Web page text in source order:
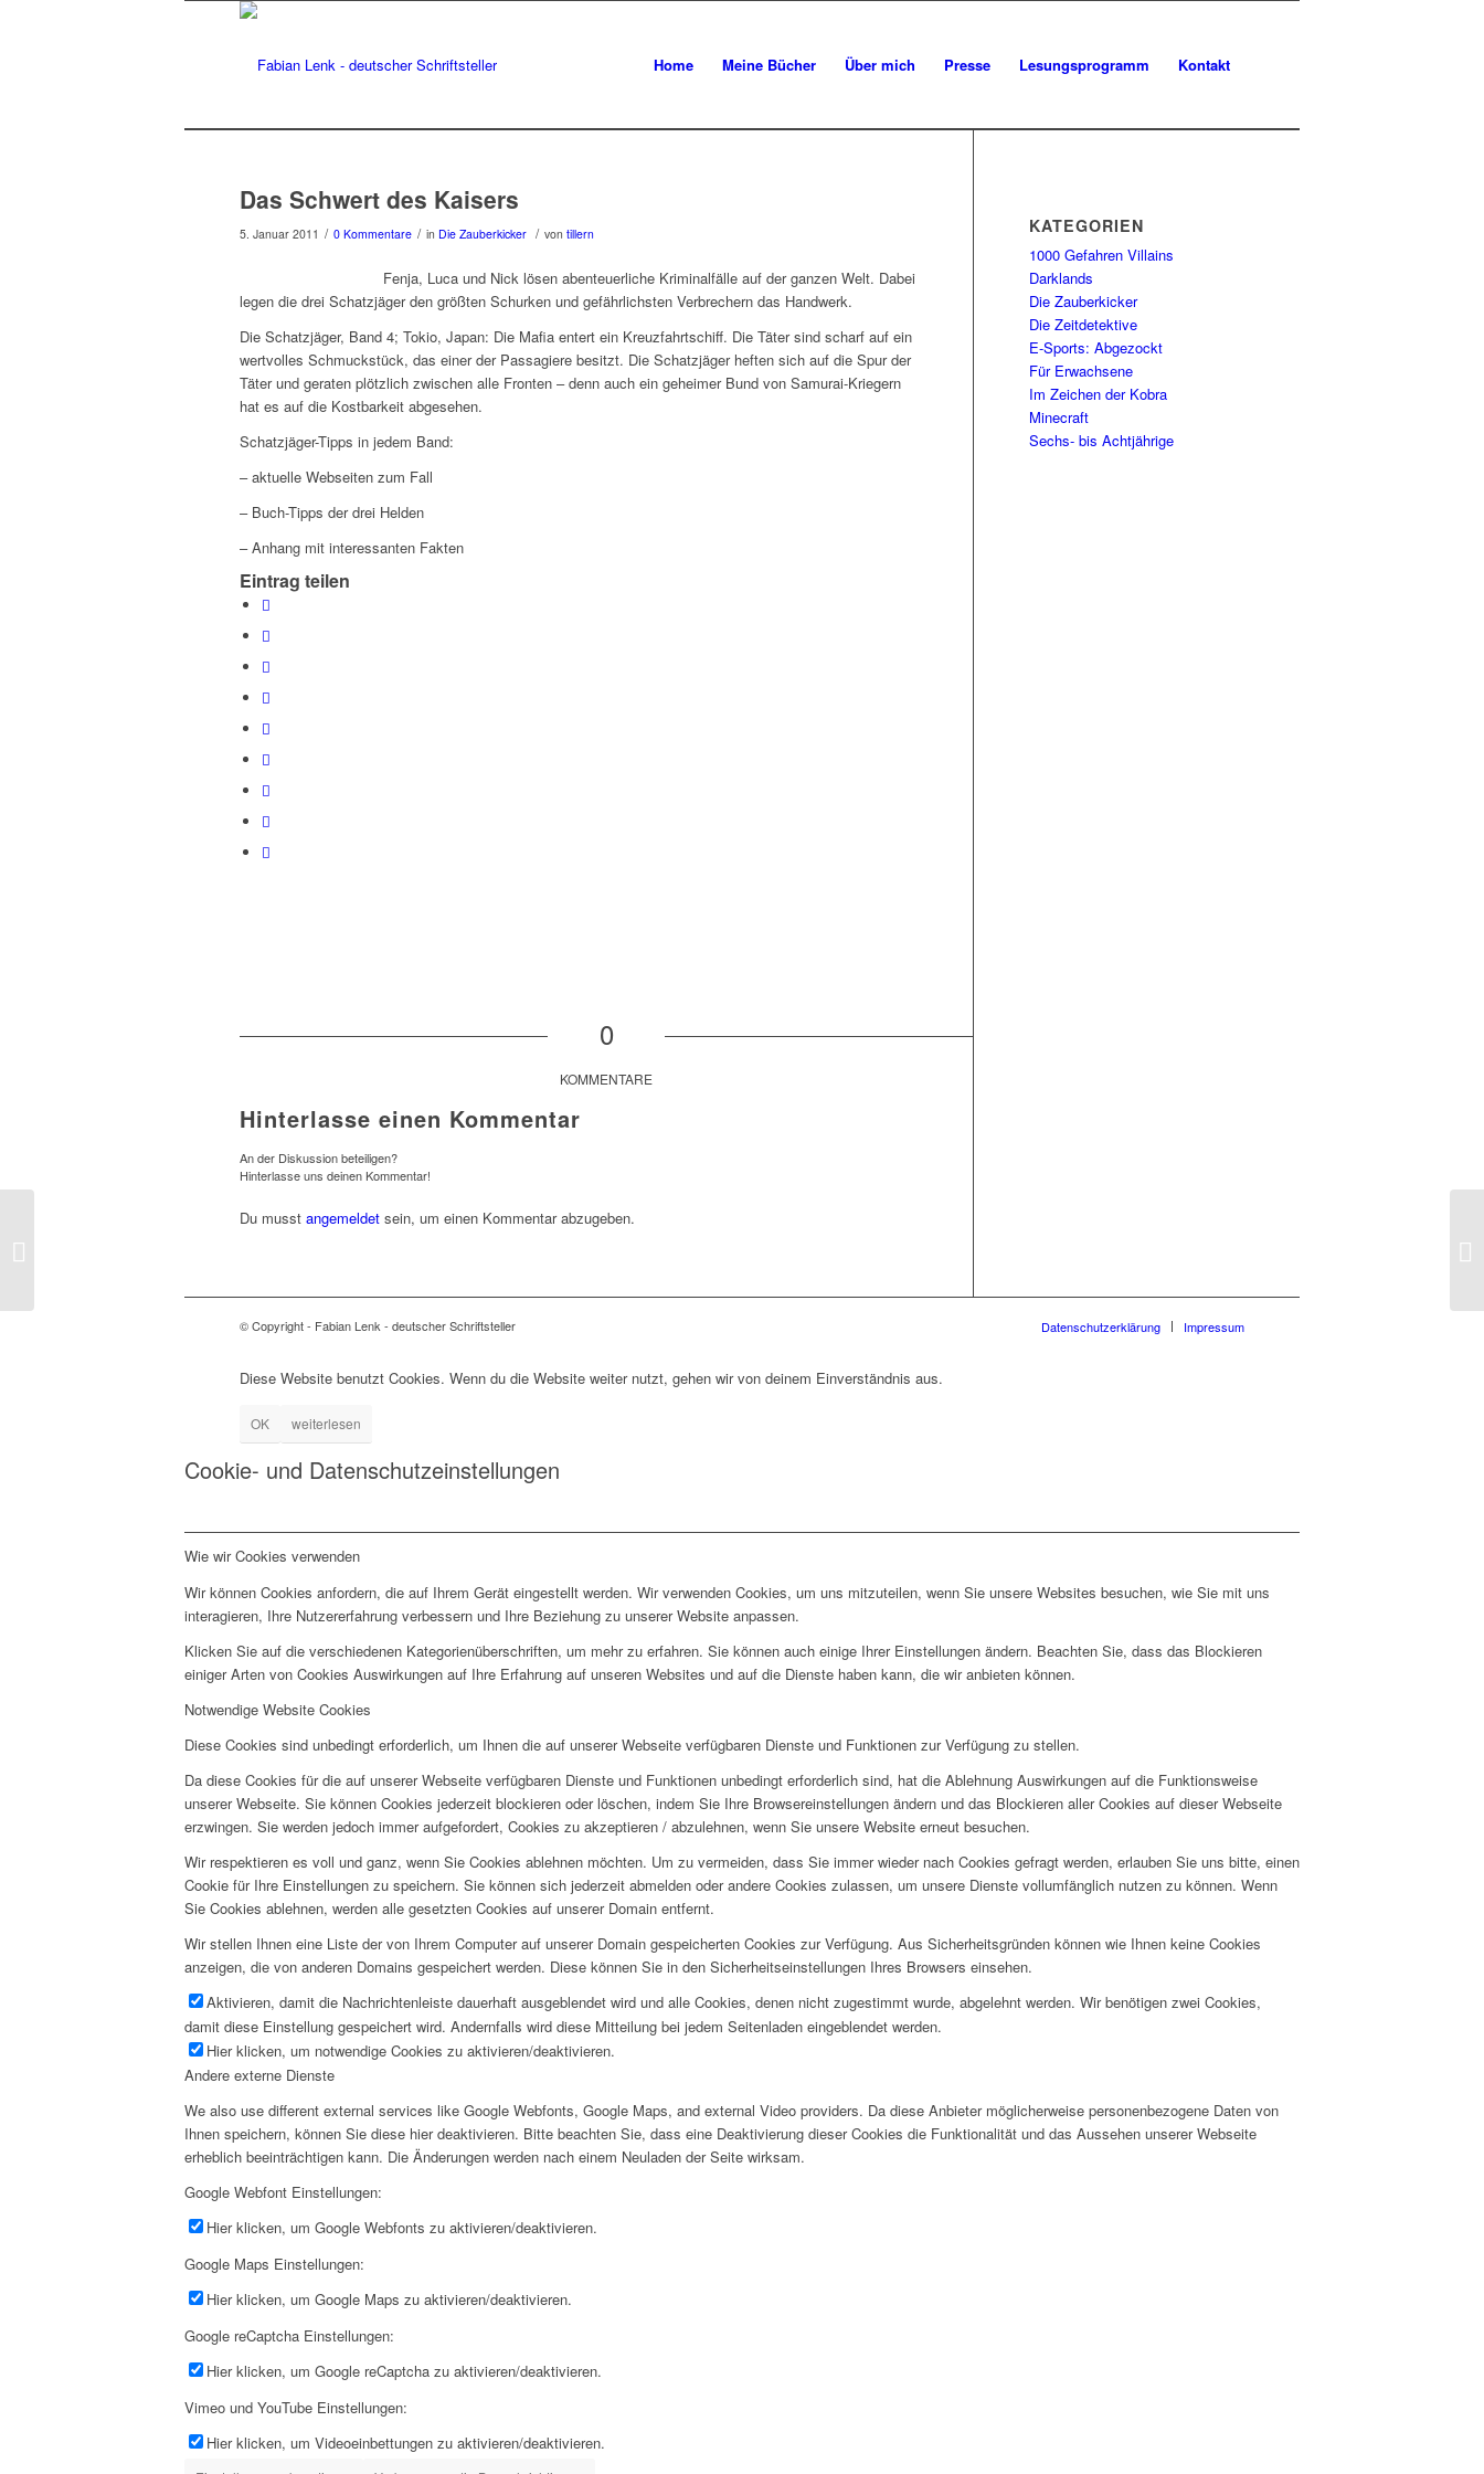
Home Meine Bücher Über mich Presse Lesungsprogramm Kontakt
Das Schwert des Kaisers
5. Januar 2011 / 0 Kommentare / in Die Zauberkicker / von tillern
Fenja, Luca und Nick lösen abenteuerliche Kriminalfälle auf der ganzen Welt. Dabei
legen die drei Schatzjäger den größten Schurken und gefährlichsten Verbrechern das Handwerk.
Die Schatzjäger, Band 4; Tokio, Japan: Die Mafia entert ein Kreuzfahrtschiff. Die Täter sind scharf auf ein
wertvolles Schmuckstück, das einer der Passagiere besitzt. Die Schatzjäger heften sich auf die Spur der
Täter und geraten plötzlich zwischen alle Fronten – denn auch ein geheimer Bund von Samurai-Kriegern
hat es auf die Kostbarkeit abgesehen.
Schatzjäger-Tipps in jedem Band:
– aktuelle Webseiten zum Fall
– Buch-Tipps der drei Helden
– Anhang mit interessanten Fakten
Eintrag teilen
0
KOMMENTARE
Hinterlasse einen Kommentar
An der Diskussion beteiligen?
Hinterlasse uns deinen Kommentar!
Du musst angemeldet sein, um einen Kommentar abzugeben.
KATEGORIEN
1000 Gefahren Villains
Darklands
Die Zauberkicker
Die Zeitdetektive
E-Sports: Abgezockt
Für Erwachsene
Im Zeichen der Kobra
Minecraft
Sechs- bis Achtjährige
© Copyright - Fabian Lenk - deutscher Schriftsteller Datenschutzerklärung Impressum
Diese Website benutzt Cookies. Wenn du die Website weiter nutzt, gehen wir von deinem Einverständnis aus.
OK weiterlesen
Cookie- und Datenschutzeinstellungen
Wie wir Cookies verwenden
Wir können Cookies anfordern, die auf Ihrem Gerät eingestellt werden. Wir verwenden Cookies, um uns mitzuteilen, wenn Sie unsere Websites besuchen, wie Sie mit uns
interagieren, Ihre Nutzererfahrung verbessern und Ihre Beziehung zu unserer Website anpassen.
Klicken Sie auf die verschiedenen Kategorienüberschriften, um mehr zu erfahren. Sie können auch einige Ihrer Einstellungen ändern. Beachten Sie, dass das Blockieren
einiger Arten von Cookies Auswirkungen auf Ihre Erfahrung auf unseren Websites und auf die Dienste haben kann, die wir anbieten können.
Notwendige Website Cookies
Diese Cookies sind unbedingt erforderlich, um Ihnen die auf unserer Webseite verfügbaren Dienste und Funktionen zur Verfügung zu stellen.
Da diese Cookies für die auf unserer Webseite verfügbaren Dienste und Funktionen unbedingt erforderlich sind, hat die Ablehnung Auswirkungen auf die Funktionsweise
unserer Webseite. Sie können Cookies jederzeit blockieren oder löschen, indem Sie Ihre Browsereinstellungen ändern und das Blockieren aller Cookies auf dieser Webseite
erzwingen. Sie werden jedoch immer aufgefordert, Cookies zu akzeptieren / abzulehnen, wenn Sie unsere Website erneut besuchen.
Wir respektieren es voll und ganz, wenn Sie Cookies ablehnen möchten. Um zu vermeiden, dass Sie immer wieder nach Cookies gefragt werden, erlauben Sie uns bitte, einen
Cookie für Ihre Einstellungen zu speichern. Sie können sich jederzeit abmelden oder andere Cookies zulassen, um unsere Dienste vollumfänglich nutzen zu können. Wenn
Sie Cookies ablehnen, werden alle gesetzten Cookies auf unserer Domain entfernt.
Wir stellen Ihnen eine Liste der von Ihrem Computer auf unserer Domain gespeicherten Cookies zur Verfügung. Aus Sicherheitsgründen können wie Ihnen keine Cookies
anzeigen, die von anderen Domains gespeichert werden. Diese können Sie in den Sicherheitseinstellungen Ihres Browsers einsehen.
Aktivieren, damit die Nachrichtenleiste dauerhaft ausgeblendet wird und alle Cookies, denen nicht zugestimmt wurde, abgelehnt werden. Wir benötigen zwei Cookies,
damit diese Einstellung gespeichert wird. Andernfalls wird diese Mitteilung bei jedem Seitenladen eingeblendet werden.
Hier klicken, um notwendige Cookies zu aktivieren/deaktivieren.
Andere externe Dienste
We also use different external services like Google Webfonts, Google Maps, and external Video providers. Da diese Anbieter möglicherweise personenbezogene Daten von
Ihnen speichern, können Sie diese hier deaktivieren. Bitte beachten Sie, dass eine Deaktivierung dieser Cookies die Funktionalität und das Aussehen unserer Webseite
erheblich beeinträchtigen kann. Die Änderungen werden nach einem Neuladen der Seite wirksam.
Google Webfont Einstellungen:
Hier klicken, um Google Webfonts zu aktivieren/deaktivieren.
Google Maps Einstellungen:
Hier klicken, um Google Maps zu aktivieren/deaktivieren.
Google reCaptcha Einstellungen:
Hier klicken, um Google reCaptcha zu aktivieren/deaktivieren.
Vimeo und YouTube Einstellungen:
Hier klicken, um Videoeinbettungen zu aktivieren/deaktivieren.